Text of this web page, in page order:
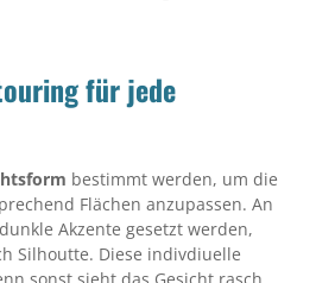
für jede
bestimmt werden, um die
Flächen anzupassen. An
Akzente gesetzt werden,
Silhoutte. Diese indivdiuelle